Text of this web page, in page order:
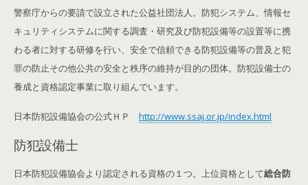
警察庁からの要請で設立された公益社団法人。防犯システム、情報セ
キュリティシステムに関する調査・研究及び防犯設備等の設置等に携
わる者に対する研修を行い、安全で信頼できる防犯設備等の普及と犯
罪の防止その他公共の安全と秩序の維持が目的の団体。防犯設備士の
養成と資格認定事業に取り組んでいます。
日本防犯設備協会の公式ＨＰ http://www.ssaj.or.jp/index.html
防犯設備士
日本防犯設備協会より認定される資格の１つ。上位資格として総合防